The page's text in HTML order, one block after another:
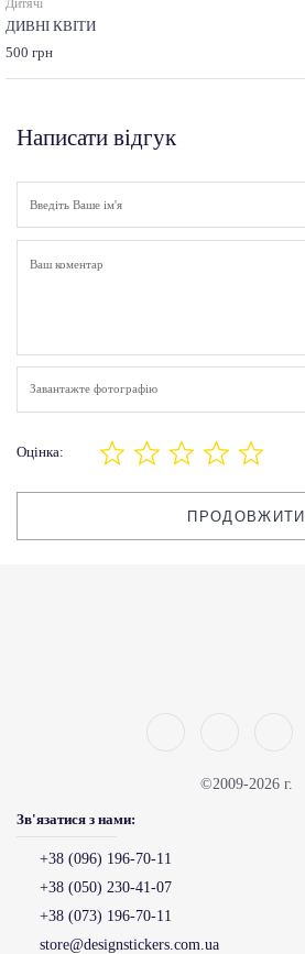
Дитячі
ДИВНІ КВІТИ
500 грн
Написати відгук
Завантажте фотографію
Оцінка:
ПРОДОВЖИТИ
©2009-2026 г.
Зв'язатися з нами:
+38 (096) 196-70-11
+38 (050) 230-41-07
+38 (073) 196-70-11
store@designstickers.com.ua